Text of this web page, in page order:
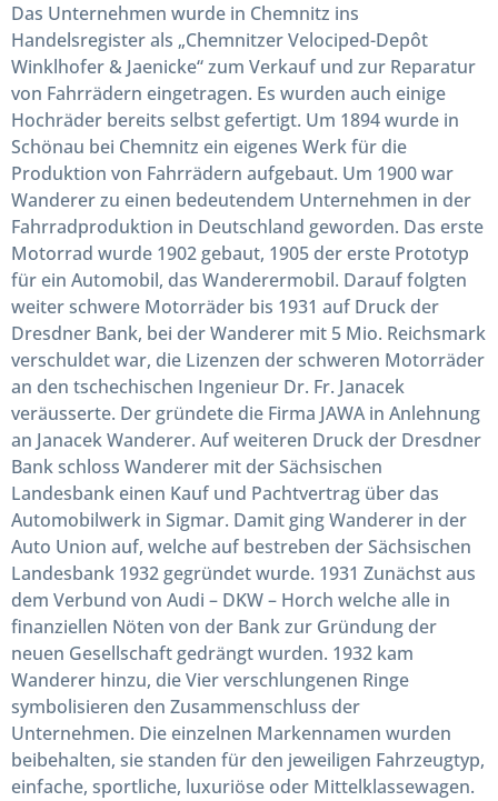
Das Unternehmen wurde in Chemnitz ins
Handelsregister als „Chemnitzer Velociped-Depôt
Winklhofer & Jaenicke“ zum Verkauf und zur Reparatur
von Fahrrädern eingetragen. Es wurden auch einige
Hochräder bereits selbst gefertigt. Um 1894 wurde in
Schönau bei Chemnitz ein eigenes Werk für die
Produktion von Fahrrädern aufgebaut. Um 1900 war
Wanderer zu einen bedeutendem Unternehmen in der
Fahrradproduktion in Deutschland geworden. Das erste
Motorrad wurde 1902 gebaut, 1905 der erste Prototyp
für ein Automobil, das Wanderermobil. Darauf folgten
weiter schwere Motorräder bis 1931 auf Druck der
Dresdner Bank, bei der Wanderer mit 5 Mio. Reichsmark
verschuldet war, die Lizenzen der schweren Motorräder
an den tschechischen Ingenieur Dr. Fr. Janacek
veräusserte. Der gründete die Firma JAWA in Anlehnung
an Janacek Wanderer. Auf weiteren Druck der Dresdner
Bank schloss Wanderer mit der Sächsischen
Landesbank einen Kauf und Pachtvertrag über das
Automobilwerk in Sigmar. Damit ging Wanderer in der
Auto Union auf, welche auf bestreben der Sächsischen
Landesbank 1932 gegründet wurde. 1931 Zunächst aus
dem Verbund von Audi – DKW – Horch welche alle in
finanziellen Nöten von der Bank zur Gründung der
neuen Gesellschaft gedrängt wurden. 1932 kam
Wanderer hinzu, die Vier verschlungenen Ringe
symbolisieren den Zusammenschluss der
Unternehmen. Die einzelnen Markennamen wurden
beibehalten, sie standen für den jeweiligen Fahrzeugtyp,
einfache, sportliche, luxuriöse oder Mittelklassewagen.